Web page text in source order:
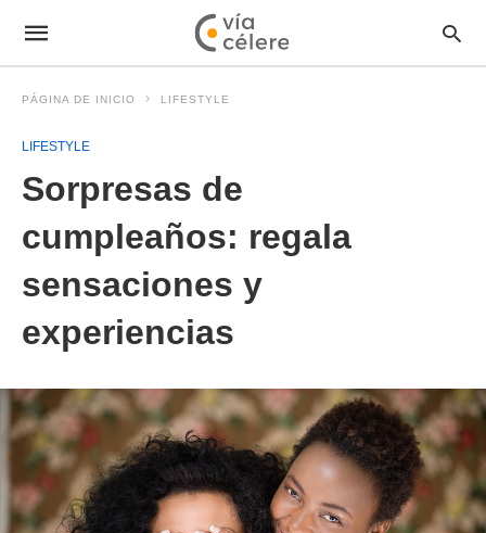
PÁGINA DE INICIO LIFESTYLE
LIFESTYLE
Sorpresas de
cumpleaños: regala
sensaciones y
experiencias